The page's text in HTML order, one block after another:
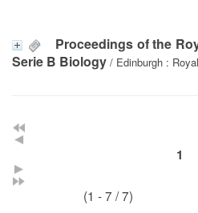
Proceedings of the
Serie B Biology / Edinburgh :
1
(1 - 7 / 7)